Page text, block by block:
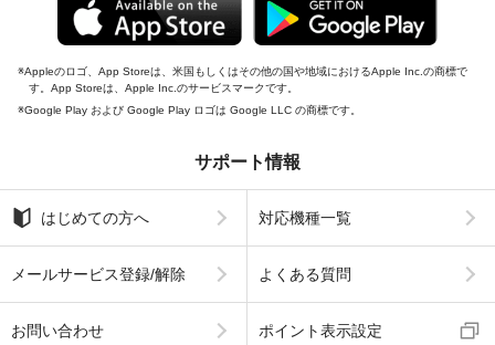
Appleのロゴ、App Storeは、米国もしくはその他の国や地域におけるApple Inc.の商標で
す。App Storeは、Apple Inc.のサービスマークです。
Google Play および Google Play ロゴは Google LLC の商標です。
サポート情報
はじめての方へ 対応機種一覧
メールサービス登録/解除 よくある質問
お問い合わせ ポイント表示設定